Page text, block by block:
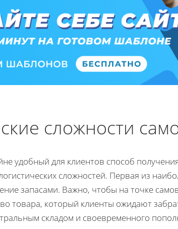
сложности
удобный для клиентов способ
сложностей. Первая из
запасами. Важно, чтобы на точке
товара, который клиенты ожидают
складом и своевременного